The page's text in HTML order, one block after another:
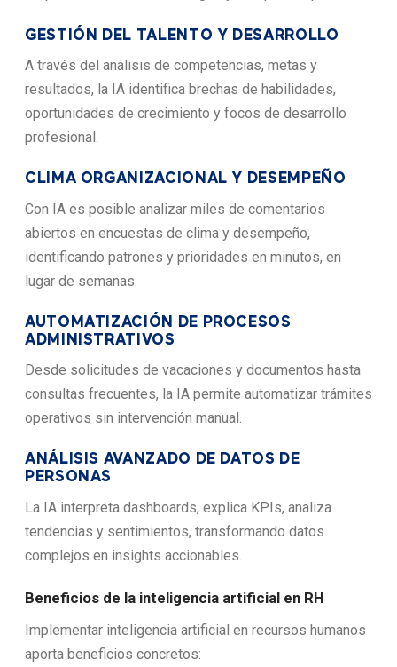
GESTIÓN DEL TALENTO Y DESARROLLO
A través del análisis de competencias, metas y
resultados, la IA identifica brechas de habilidades,
oportunidades de crecimiento y focos de desarrollo
profesional.
CLIMA ORGANIZACIONAL Y DESEMPEÑO
Con IA es posible analizar miles de comentarios
abiertos en encuestas de clima y desempeño,
identificando patrones y prioridades en minutos, en
lugar de semanas.
AUTOMATIZACIÓN DE PROCESOS
ADMINISTRATIVOS
Desde solicitudes de vacaciones y documentos hasta
consultas frecuentes, la IA permite automatizar trámites
operativos sin intervención manual.
ANÁLISIS AVANZADO DE DATOS DE
PERSONAS
La IA interpreta dashboards, explica KPIs, analiza
tendencias y sentimientos, transformando datos
complejos en insights accionables.
Beneficios de la inteligencia artificial en RH
Implementar inteligencia artificial en recursos humanos
aporta beneficios concretos: